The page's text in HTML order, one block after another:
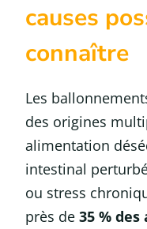
causes
connaître
Les
des origines
alimentation
intestinal
ou stress
près de 35 %